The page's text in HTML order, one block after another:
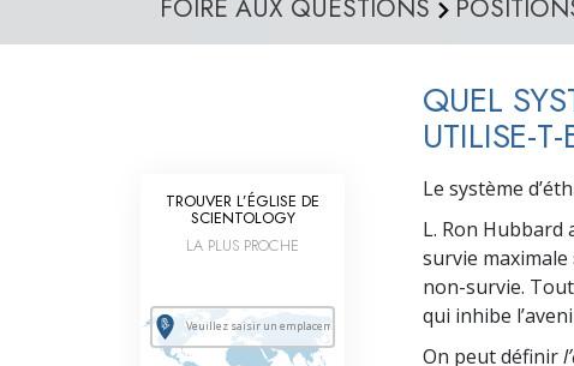
Croyances et pratiques
Les scientologues et la
Rencontrez un scientologue
À l’intérieur d’une église
Les principes de base de la
Scientologie
La Dianétique : Une
FOIRE AUX QUESTIONS
QUEL
UTILISE-
Le système
L. Ron Hubbard
survie
non-survie.
qui inhibe
On peut définir
TROUVER L’ÉGLISE DE
SCIENTOLOGY
LA PLUS PROCHE